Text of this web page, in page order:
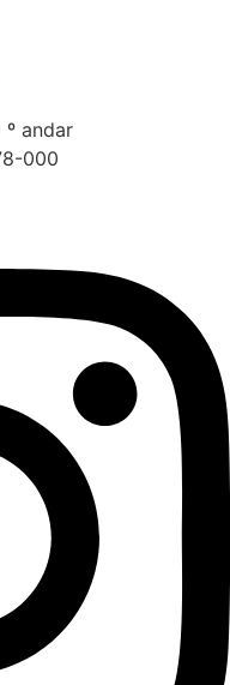
º andar
000